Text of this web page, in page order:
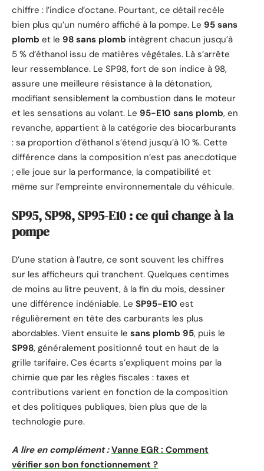
chiffre : l’indice d’octane. Pourtant, ce détail recèle
bien plus qu’un numéro affiché à la pompe. Le 95 sans
plomb et le 98 sans plomb intègrent chacun jusqu’à
5 % d’éthanol issu de matières végétales. Là s’arrête
leur ressemblance. Le SP98, fort de son indice à 98,
assure une meilleure résistance à la détonation,
modifiant sensiblement la combustion dans le moteur
et les sensations au volant. Le 95-E10 sans plomb, en
revanche, appartient à la catégorie des biocarburants
: sa proportion d’éthanol s’étend jusqu’à 10 %. Cette
différence dans la composition n’est pas anecdotique
; elle joue sur la performance, la compatibilité et
même sur l’empreinte environnementale du véhicule.
SP95, SP98, SP95-E10 : ce qui change à la
pompe
D’une station à l’autre, ce sont souvent les chiffres
sur les afficheurs qui tranchent. Quelques centimes
de moins au litre peuvent, à la fin du mois, dessiner
une différence indéniable. Le SP95-E10 est
régulièrement en tête des carburants les plus
abordables. Vient ensuite le sans plomb 95, puis le
SP98, généralement positionné tout en haut de la
grille tarifaire. Ces écarts s’expliquent moins par la
chimie que par les règles fiscales : taxes et
contributions varient en fonction de la composition
et des politiques publiques, bien plus que de la
technologie pure.
A lire en complément : Vanne EGR : Comment
vérifier son bon fonctionnement ?